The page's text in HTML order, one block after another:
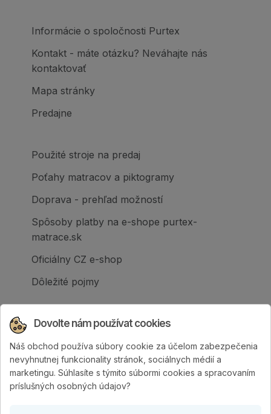
Informácie o spoločnosti Purtex
Kontakt - máte otázku? Neváhajte nás
kontaktovať
Mapa stránky
Predajne
Použité stroje na predaj
Poťahy matracov a piktogramy
Doprava - prehľad možností
Spôsoby platby na e-shope purtex-
matrace.sk
Oficiálny CZ e-shop
Dôležité pojmy
Spoločnosť PURTEX s.r.o., založená v roku
1995, je popredným slovenským výrobcom
postelí a klinicky hodnotených matracov.
Dovolte nám používat cookies
Náš obchod používa súbory cookie za účelom zabezpečenia
nevyhnutnej funkcionality stránok, sociálnych médií a
marketingu. Súhlasíte s týmito súbormi cookies a spracovaním
príslušných osobných údajov?